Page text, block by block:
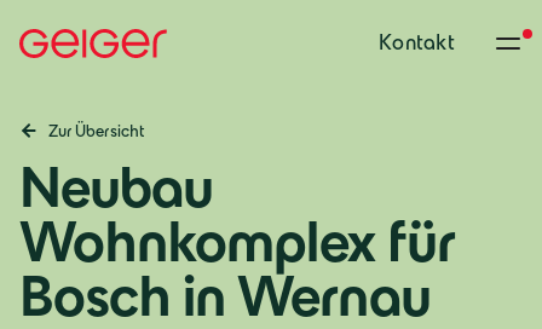
Kontakt
Zur Übersicht
Neubau
Wohnkomplex für
Bosch in Wernau